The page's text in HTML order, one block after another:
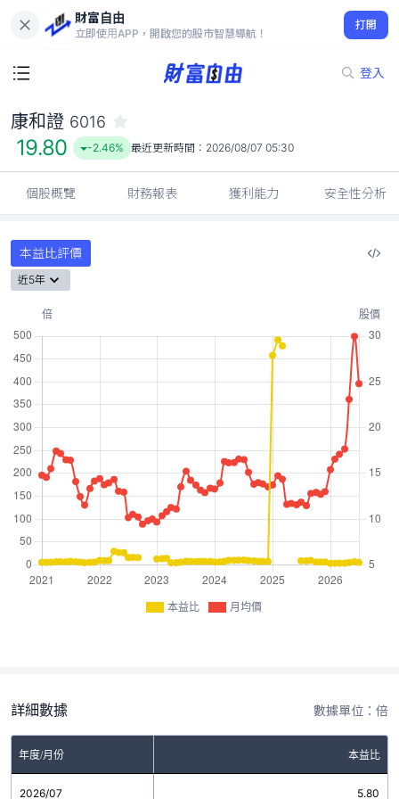
財富自由
立即使用APP，開啟您的股市智慧導航！
打開
登入
19.80
-2.46%
康和證 6016
19.80 -2.46% 最近更新時間： 2026/08/07 05:30
個股概覽 財務報表 獲利能力 安全性分析
本益比評價
近5年
本益比 月均價
詳細數據 數據單位：倍
年度/月份 本益比
2026/07 5.80